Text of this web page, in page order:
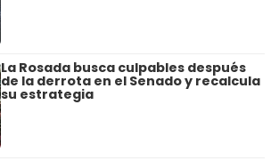
La Rosada busca culpables después
de la derrota en el Senado y recalcula
su estrategia